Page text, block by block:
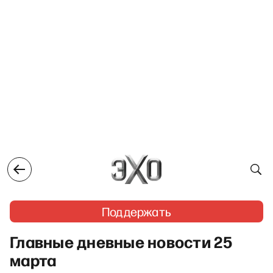
Поддержать
Главные дневные новости 25
марта